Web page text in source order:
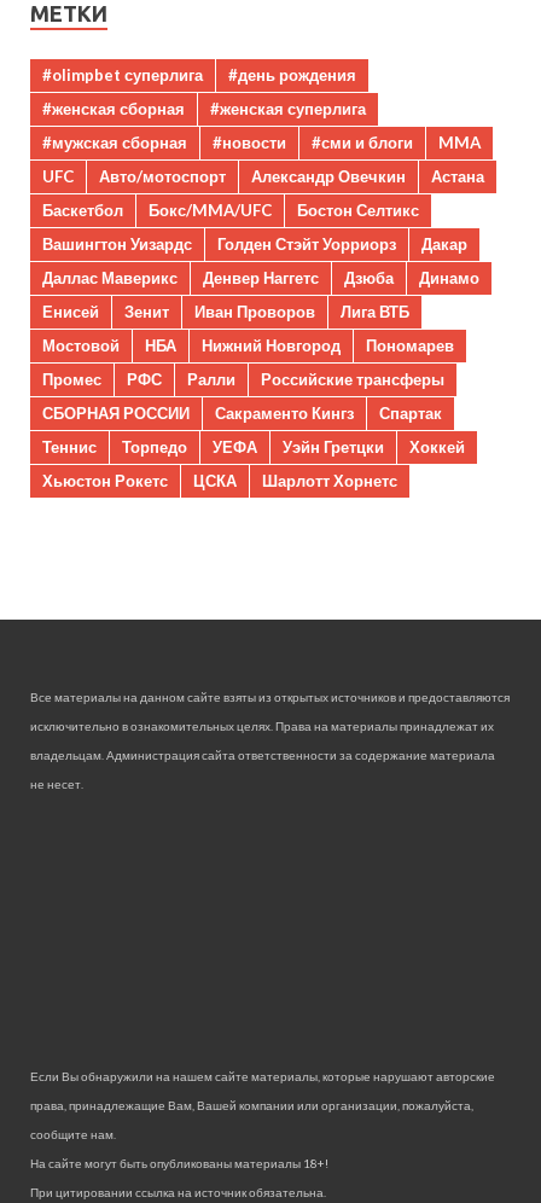
МЕТКИ
#olimpbet суперлига
#день рождения
#женская сборная
#женская суперлига
#мужская сборная
#новости #сми и блоги
MMA
UFC
Авто/мотоспорт Александр Овечкин
Астана
Баскетбол
Бокс/MMA/UFC
Бостон Селтикс
Вашингтон Уизардс
Голден Стэйт Уорриорз
Дакар
Даллас Маверикс
Денвер Наггетс Дзюба
Динамо
Енисей
Зенит Иван Проворов
Лига ВТБ
Мостовой
НБА Нижний Новгород
Пономарев
Промес
РФС Ралли
Российские трансферы
СБОРНАЯ РОССИИ
Сакраменто Кингз
Спартак
Теннис
Торпедо УЕФА Уэйн Гретцки
Хоккей
Хьюстон Рокетс
ЦСКА Шарлотт Хорнетс
Все материалы на данном сайте взяты из открытых источников и предоставляются
исключительно в ознакомительных целях. Права на материалы принадлежат их
владельцам. Администрация сайта ответственности за содержание материала
не несет.
Если Вы обнаружили на нашем сайте материалы, которые нарушают авторские
права, принадлежащие Вам, Вашей компании или организации, пожалуйста,
сообщите нам.
На сайте могут быть опубликованы материалы 18+!
При цитировании ссылка на источник обязательна.